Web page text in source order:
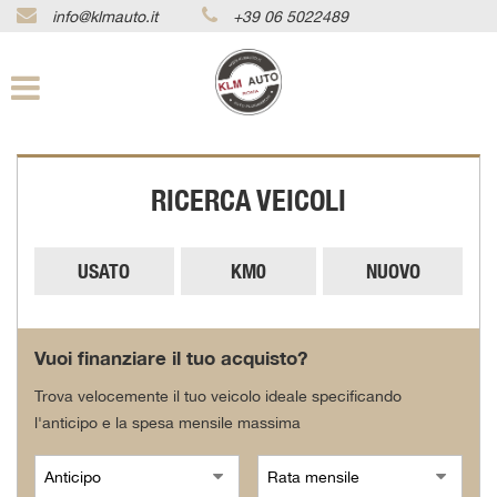
info@klmauto.it +39 06 5022489
RICERCA VEICOLI
USATO KM0 NUOVO
Vuoi finanziare il tuo acquisto?
Trova velocemente il tuo veicolo ideale specificando
l'anticipo e la spesa mensile massima
preferenze
di
consente
le
tue
preferenze
di
consenso
tecnologie